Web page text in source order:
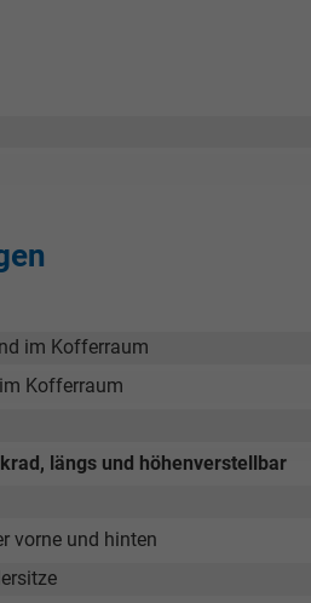
im Kofferraum
Kofferraum
längs und höhenverstellbar
vorne und hinten